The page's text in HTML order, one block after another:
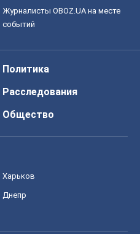
Журналисты OBOZ.UA на месте
событий
Политика
Расследования
Общество
Харьков
Днепр